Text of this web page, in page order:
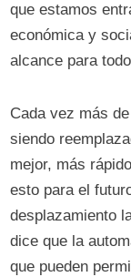
que estamos
económica y
alcance para
Cada vez más
siendo
mejor, más
esto para el
desplazamiento
dice que la
que pueden